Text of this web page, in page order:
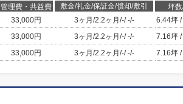
管理費・共益費 敷金/礼金/保証金/償却/敷引 坪
33,000円 3ヶ月 /2.2ヶ月 /-/-/- 6.44坪
33,000円 3ヶ月 /2.2ヶ月 /-/-/- 7.16坪
33,000円 3ヶ月 /2.2ヶ月 /-/-/- 7.16坪